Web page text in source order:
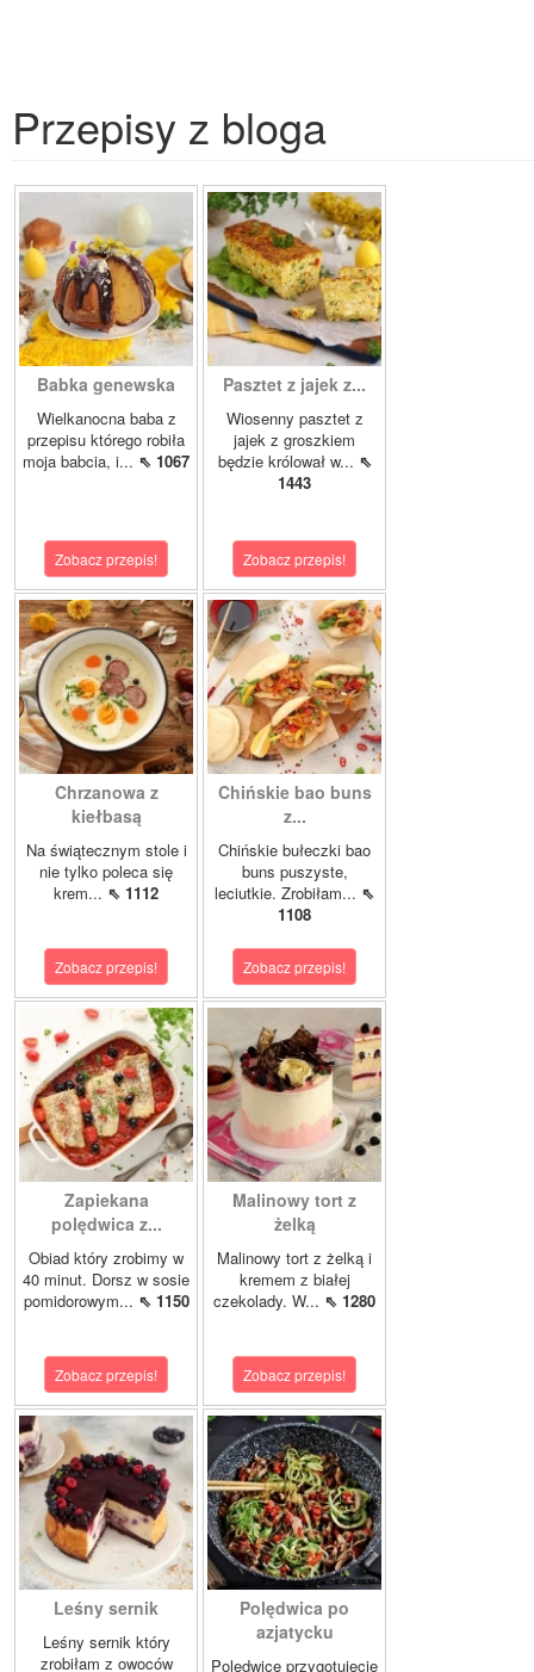
Przepisy z bloga
Babka genewska
Wielkanocna baba z
przepisu którego robiła
moja babcia, i... ⇖ 1067
Zobacz przepis!
Pasztet z jajek z...
Wiosenny pasztet z
jajek z groszkiem
będzie królował w... ⇖
1443
Zobacz przepis!
Chrzanowa z
kiełbasą
Na świątecznym stole i
nie tylko poleca się
krem... ⇖ 1112
Zobacz przepis!
Chińskie bao buns
z...
Chińskie bułeczki bao
buns puszyste,
leciutkie. Zrobiłam... ⇖
1108
Zobacz przepis!
Zapiekana
polędwica z...
Obiad który zrobimy w
40 minut. Dorsz w sosie
pomidorowym... ⇖ 1150
Zobacz przepis!
Malinowy tort z
żelką
Malinowy tort z żelką i
kremem z białej
czekolady. W... ⇖ 1280
Zobacz przepis!
Leśny sernik
Leśny sernik który
zrobiłam z owoców
Polędwica po
azjatycku
Polędwicę przygotujecie